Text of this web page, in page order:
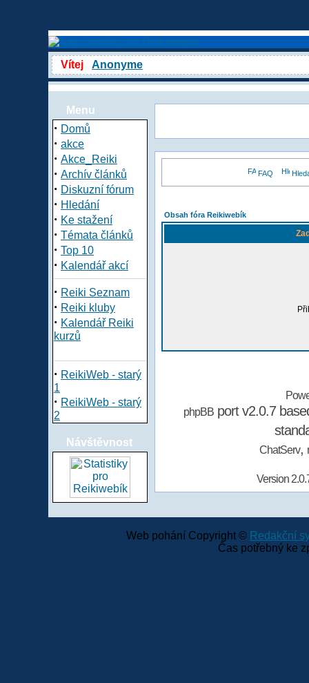
Vítej Anonyme
Menu
· Domů
· akce
· Akce_Reiki
· Archív článků
· Diskuzní fórum
· Hledání
· Ke stažení
· Témata článků
· Top 10
· Kalendář akcí
· Reiki Seznam
· Reiki kluby
· Kalendář Reiki
kurzů
· ReikiWeb - starý
1
· ReikiWeb - starý
2
Návštěvnost
FAQ
Obsah fóra Reikiwebík
phpBBport v2.0.7
ChatServ,
Version
Web pohání Copyright © Redakční
Čas potřebný ke